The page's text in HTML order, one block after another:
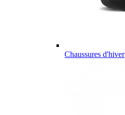
Chaussures d'hiver